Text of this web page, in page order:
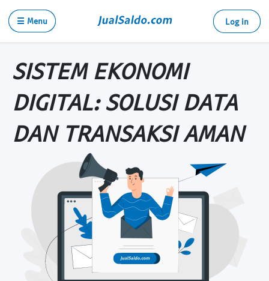
☰ Menu Log in
SISTEM EKONOMI
DIGITAL: SOLUSI DATA
DAN TRANSAKSI AMAN